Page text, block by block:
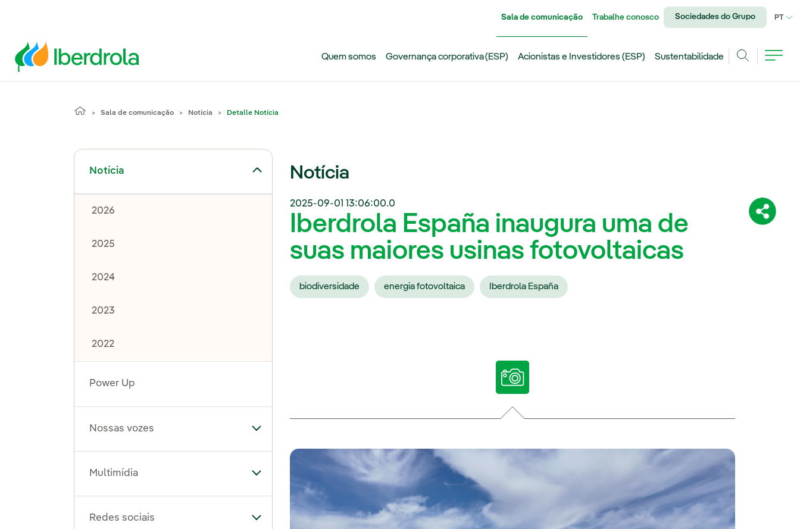
Sala de comunicação Trabalhe conosco Sociedades do Grupo PT
Quem somos Governança corporativa (ESP) Acionistas e Investidores (ESP)
Sustentabilidade
Sala de comunicação Notícia Detalle Notícia
Notícia
Alternar submenu de Notícia
2026
2025
2024
2023
2022
Power Up
Nossas vozes Alternar submenu de Nossas vozes
Multimídia Alternar submenu de Multimídia
Redes sociais Alternar submenu de Redes sociais
Notícia
2025-09-01 13:06:00.0
Iberdrola España inaugura uma de
suas maiores usinas fotovoltaicas
biodiversidade energia fotovoltaica Iberdrola España